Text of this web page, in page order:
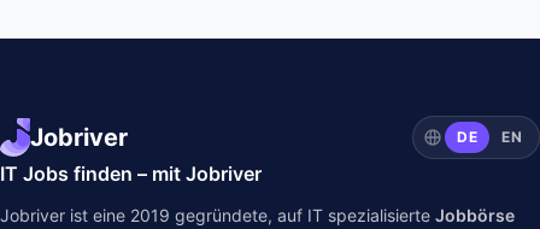
Jobriver DE EN
IT Jobs finden – mit Jobriver
Jobriver ist eine 2019 gegründete, auf IT spezialisierte Jobbörse